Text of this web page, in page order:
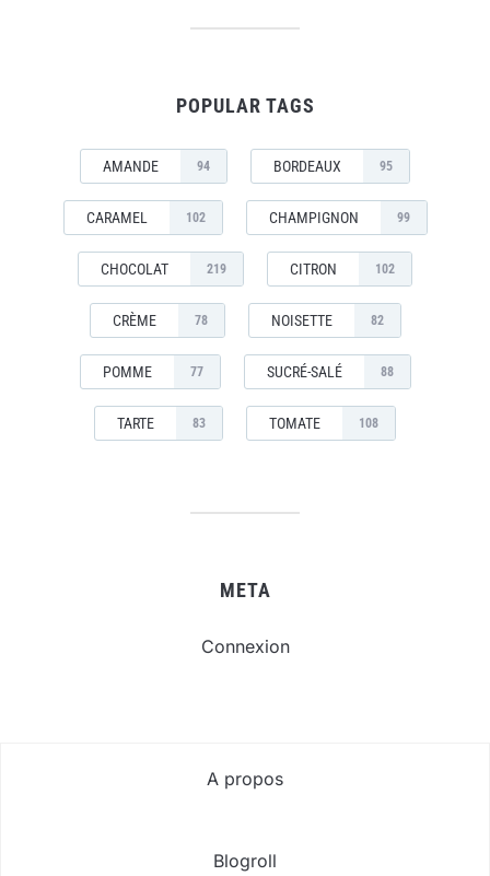
POPULAR TAGS
AMANDE 94 BORDEAUX 95
CARAMEL 102 CHAMPIGNON 99
CHOCOLAT 219 CITRON 102
CRÈME 78 NOISETTE 82
POMME 77 SUCRÉ-SALÉ 88
TARTE 83 TOMATE 108
META
Connexion
A propos
Blogroll